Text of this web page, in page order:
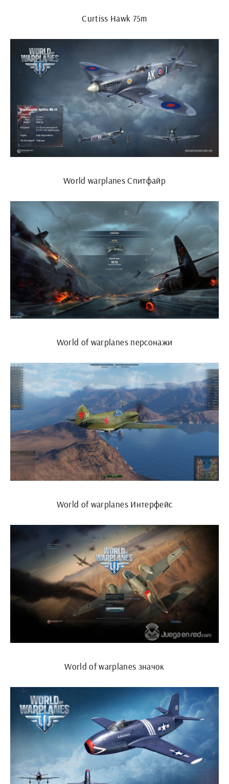
Curtiss Hawk 75m
World warplanes Спитфайр
World of warplanes персонажи
World of warplanes Интерфейс
World of warplanes значок